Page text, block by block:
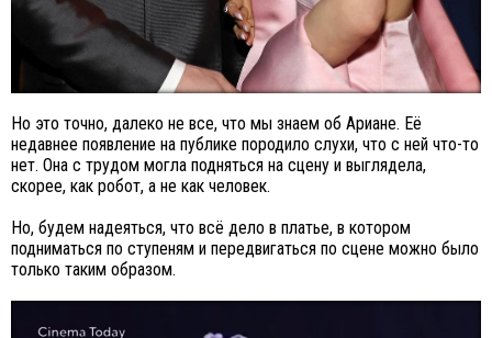
Но это точно, далеко не все, что мы знаем об Ариане. Её
недавнее появление на публике породило слухи, что с ней что-то
нет. Она с трудом могла подняться на сцену и выглядела,
скорее, как робот, а не как человек.
Но, будем надеяться, что всё дело в платье, в котором
подниматься по ступеням и передвигаться по сцене можно было
только таким образом.